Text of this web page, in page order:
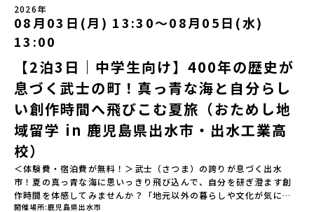
ら抽選の上、締め切り日から1週間を目途に、お申し込み時に記入い
ただいたメールアドレス宛に「当選／落選メール」をお送りいたし
ます。当選者は、メールに記載された「当選確認フォーム」に３日
以内に回答いただき、確認フォームの提出をもって参加確定とさせ
ていただきます。当選確認フォームの期日までにご回答いただけな
い場合は、当選を取り消しとさせていただきます。当選取り消しが
あった場合は、繰り上げ当選者へご連絡させていただきます。登録
メールアドレスの変更をご希望の場合は下記の地域みらい留学公式
LINEよりご連絡をお願いします。※受信制限設定をしていると、通
知メールをお受け取りいただけません。その場合は、
「@miratabi.jp」からのメールを受信できるよう設定をお願いいた
します。※結果に関する個別のお問合せにはお答えしておりません
ので、ご了承ください。・お申し込みについてお申込はお一人様1回
限りです。PC・スマートフォンからお申込ください。申込後の内容
変更はできません。お申込時は、メールアドレスの入力間違いにご
「みんなでBBQディナー」 -さらに仲間や地元の高校生、町の大人
たちと交流＜3日目＞（AM）「アイヌが愛した森を散策するフィー
ルドワーク」「3日間の振り返りワーク」 -みんなで振り返り対話
「ランチ/お土産タイム」（PM） 13：30頃プログラム終了-新千歳
空港には15：00頃に到着予定です。※天候の状況や参加人数によっ
てプログラムを変更する場合がございます。参加概要【開催場所】
北海道平取町（びらとりちょう）【実施日程】7月18日(土)～7月20
日(月祝)※参加が確定した方には6月3日(水) 18：30～20：00に
「参加者向け事前オンライン研修」をご案内する予定です。必ず参
加をお願いします。【集合場所・時間】7月18日(土) 12：00 新千歳
空港※12：00までに新千歳空港に到着する便で手配ください。【解
散場所・時間】7月20日(祝月) 15：00頃 新千歳空港※16：00以降
に新千歳空港を出発する便で手配ください。【対象】中学2年生、中
学3年生【宿泊先】ゲストハウス ヤント※ドミトリータイプの2段ベ
ッド（1室2～4名）で宿泊いただく予定です。【旅行代金】無料※旅
行代金に含まれる費用のうち、以下の内容が無料となります・宿泊
です。どんな困難な状況にも真っ向から立ち向かい、未知の領域へ
夢を追って挑戦し続ける姿勢や、手つかずの大自然の中で一攫千金
の夢を抱いて熱中した「砂金掘り」、自らの手で広大な大地を切り
拓いてきた農業や漁業の歴史など、夢を追う人々が集まる他の町に
はない風土が存在します。大樹町では、このフロンティアスピリッ
ツが現在、「北海道の小さな町から宇宙を目指す」という新たな夢
へと繋がっています。 「宇宙版シリコンバレー」の実現を目指し、
国内外の宇宙関連企業が集まる宇宙港「北海道スペースポート」の
整備が進められています。 この未来への挑戦の精神は、民間企業に
よる日本初のロケット打ち上げ成功という形で実を結び、世界有数
のロケット発射場の適地として全国・アジア各国からも大きな注目
を集めています 今回は、そんな大樹町の過去から未来へ繋がるフロ
ンティアスピリッツに触れるアクティビティへ出発！農業からロケ
ットまで本物の現場を体感し、他では味わえない体験を五感をフル
につかって楽しむことができます🎵大樹高校は、農業から宇宙まで
2026年
08月03日(月) 13:30〜08月05日(水)
13:00
【2泊3日｜中学生向け】400年の歴史が
息づく武士の町！真っ青な海と自分らし
い創作時間へ飛びこむ夏旅（おためし地
域留学 in 鹿児島県出水市・出水工業高
校）
＜体験費・宿泊費が無料！＞武士（さつま）の誇りが息づく出水
市！夏の真っ青な海に思いっきり飛び込んで、自分を研ぎ澄ます創
作時間を体感してみませんか？「地元以外の暮らしや文化が気にな
る。いつか留学してみたい！」「自分の進学や将来の可能性をもっ
開催場所 鹿児島県出水市